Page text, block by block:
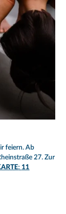
feiern. Ab
27. Zur
: 11